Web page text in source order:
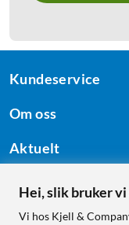
Kundeservice
Om oss
Aktuelt
Følg oss
Hei, slik bruker
Vi hos Kjell &